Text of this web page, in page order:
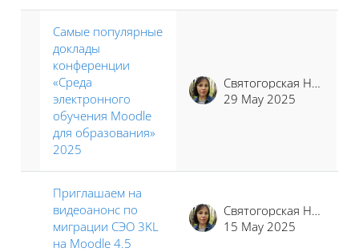
Самые популярные
доклады
конференции
«Среда
электронного
обучения Moodle
для образования»
2025
Святогорская Наталья Владимировна
29 May 2025
Приглашаем на
видеоанонс по
миграции СЭО 3KL
на Moodle 4.5
Святогорская Наталья Владимировна
15 May 2025